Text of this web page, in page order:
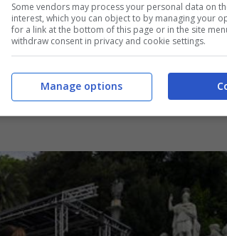
Some vendors may process your personal data on
interest, which you can object to by managing your
for a link at the bottom of this page or in the site
withdraw consent in privacy and cookie settings.
Manage options